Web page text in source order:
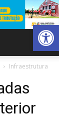
Abrir
Infraestrutura